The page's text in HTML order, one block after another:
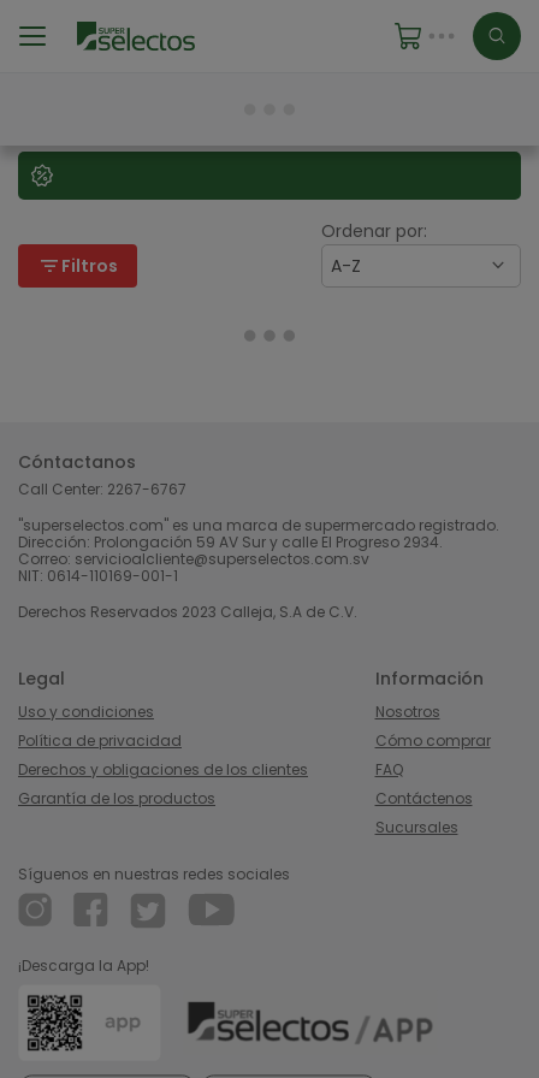
filter_list Filtros
Ordenar por:
A-Z
Cóntactanos
Call Center: 2267-6767
"superselectos.com" es una marca de supermercado registrado.
Dirección: Prolongación 59 AV Sur y calle El Progreso 2934.
Correo: servicioalcliente@superselectos.com.sv
NIT: 0614-110169-001-1
Derechos Reservados 2023 Calleja, S.A de C.V.
Legal
Uso y condiciones
Política de privacidad
Derechos y obligaciones de los clientes
Garantía de los productos
Información
Nosotros
Cómo comprar
FAQ
Contáctenos
Sucursales
Síguenos en nuestras redes sociales
¡Descarga la App!